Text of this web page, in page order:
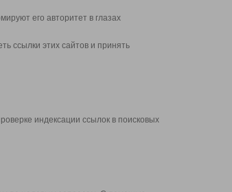
его авторитет в глазах
ссылки этих сайтов и принять
индексации ссылок в поисковых